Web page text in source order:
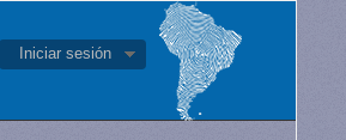
Iniciar sesión